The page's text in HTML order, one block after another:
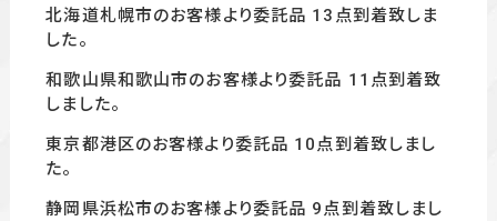
北海道札幌市のお客様より委託品 13 点到着致しま
した。
和歌山県和歌山市のお客様より委託品 11 点到着致
しました。
東京都港区のお客様より委託品 10点到着致しまし
た。
静岡県浜松市のお客様より委託品 9点到着致しまし